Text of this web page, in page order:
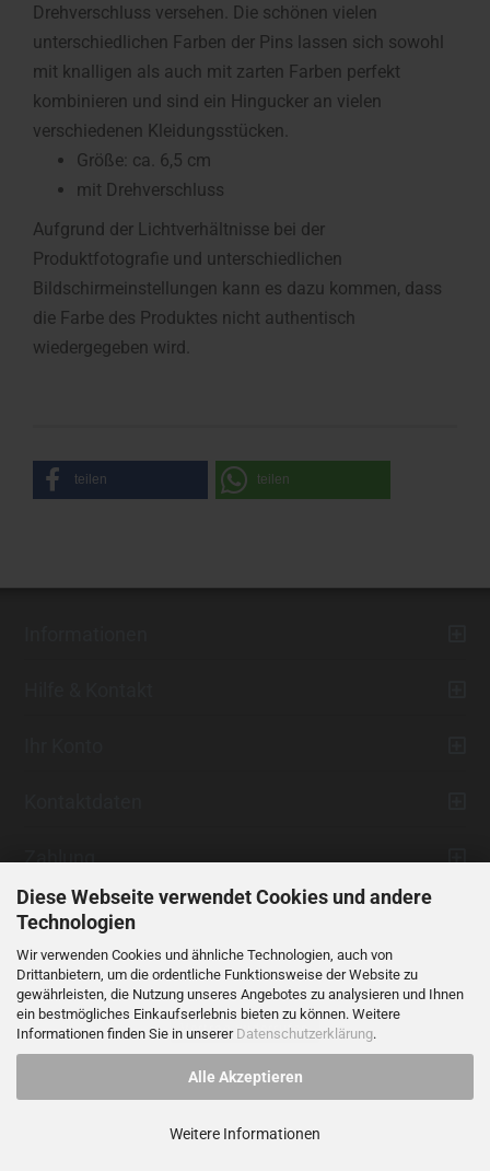
Diese Webseite verwendet Cookies und andere
Technologien
Wir verwenden Cookies und ähnliche Technologien, auch von
Drittanbietern, um die ordentliche Funktionsweise der Website zu
gewährleisten, die Nutzung unseres Angebotes zu analysieren und Ihnen
ein bestmögliches Einkaufserlebnis bieten zu können. Weitere
Informationen finden Sie in unserer Datenschutzerklärung.
Alle Akzeptieren
Weitere Informationen
Drehverschluss versehen. Die schönen vielen
unterschiedlichen Farben der Pins lassen sich sowohl
mit knalligen als auch mit zarten Farben perfekt
kombinieren und sind ein Hingucker an vielen
verschiedenen Kleidungsstücken.
Größe: ca. 6,5 cm
mit Drehverschluss
Aufgrund der Lichtverhältnisse bei der
Produktfotografie und unterschiedlichen
Bildschirmeinstellungen kann es dazu kommen, dass
die Farbe des Produktes nicht authentisch
wiedergegeben wird.
teilen teilen
Zahlung
Vertrag widerrufen